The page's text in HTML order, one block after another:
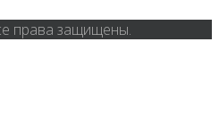
права защищены.